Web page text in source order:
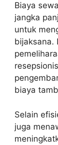
Biaya
jangka
untuk
bijaksana.
biaya
Selain
juga